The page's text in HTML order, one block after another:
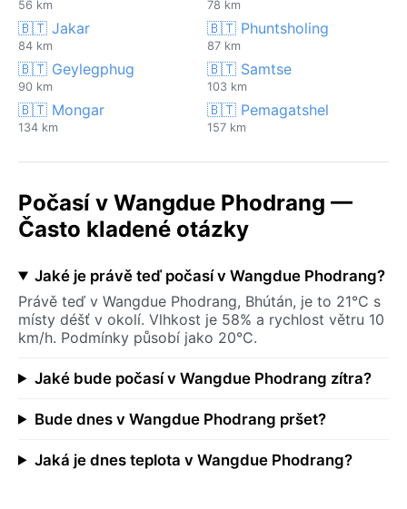
56 km 78 km
🇧🇹 Jakar
84 km
🇧🇹 Phuntsholing
87 km
🇧🇹 Geylegphug
90 km
🇧🇹 Samtse
103 km
🇧🇹 Mongar
134 km
🇧🇹 Pemagatshel
157 km
Počasí v Wangdue Phodrang —
Často kladené otázky
Jaké je právě teď počasí v Wangdue Phodrang?
Právě teď v Wangdue Phodrang, Bhútán, je to 21°C s
místy déšť v okolí. Vlhkost je 58% a rychlost větru 10
km/h. Podmínky působí jako 20°C.
Jaké bude počasí v Wangdue Phodrang zítra?
Bude dnes v Wangdue Phodrang pršet?
Jaká je dnes teplota v Wangdue Phodrang?